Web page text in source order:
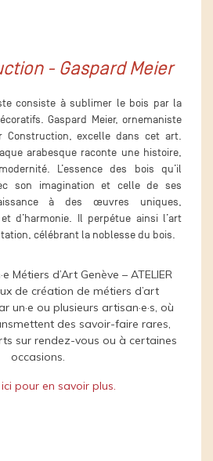
- Gaspard Meier
consiste à sublimer le bois par la
Gaspard Meier, ornemaniste
Construction, excelle dans cet art.
arabesque raconte une histoire,
L’essence des bois qu’il
son imagination et celle de ses
à des œuvres uniques,
d’harmonie. Il perpétue ainsi l’art
célébrant la noblesse du bois.
Métiers d’Art Genève – ATELIER
de création de métiers d’art
un·e ou plusieurs artisan·e·s, où
des savoir-faire rares,
sur rendez-vous ou à certaines
occasions.
pour en savoir plus.